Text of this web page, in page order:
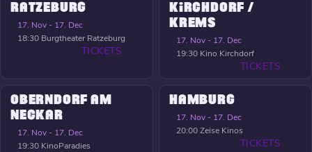
RATZEBURG
17. Nov - 17. Dec
18:30 Burgtheater Ratzeburg
TICKETS
KIRCHDORF /
KREMS
17. Nov - 17. Dec
19:30 Kino Kirchdorf
TICKETS
OBERNDORF AM
NECKAR
17. Nov - 17. Dec
19:30 KinoParadies
HAMBURG
17. Nov - 17. Dec
20:00Zeise Kinos
TICKETS